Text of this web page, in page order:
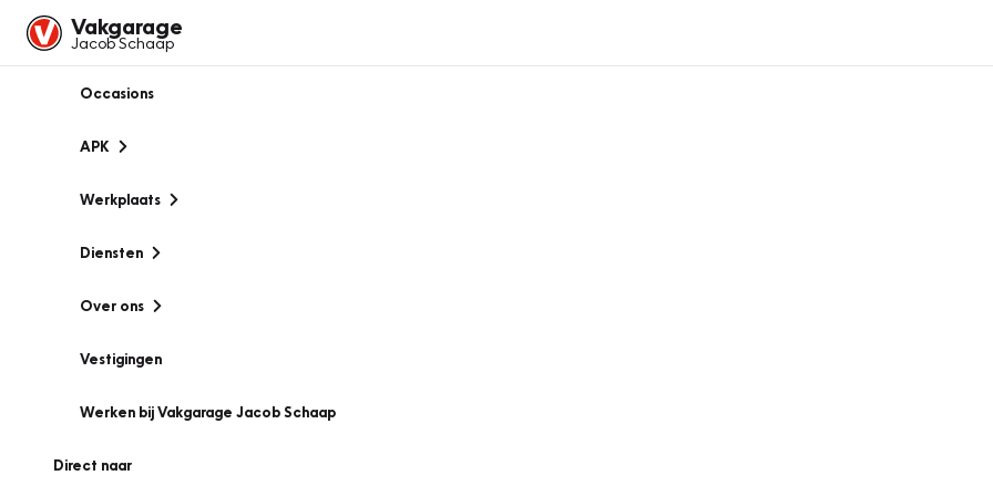
Vakgarage
Jacob Schaap
Occasions
APK
Werkplaats
Diensten
Over ons
Vestigingen
Werken bij Vakgarage Jacob Schaap
Direct naar